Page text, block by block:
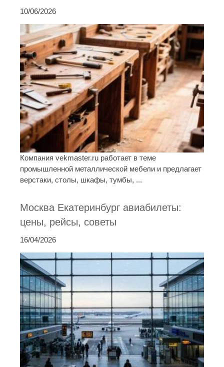
10/06/2026
Компания vekmaster.ru работает в теме
промышленной металлической мебели и предлагает
верстаки, столы, шкафы, тумбы, ...
Москва Екатеринбург авиабилеты:
цены, рейсы, советы
16/04/2026